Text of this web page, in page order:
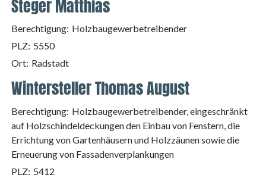
Steger Matthias
Berechtigung: Holzbaugewerbetreibender
PLZ: 5550
Ort: Radstadt
Wintersteller Thomas August
Berechtigung: Holzbaugewerbetreibender, eingeschränkt
auf Holzschindeldeckungen den Einbau von Fenstern, die
Errichtung von Gartenhäusern und Holzzäunen sowie die
Erneuerung von Fassadenverplankungen
PLZ: 5412